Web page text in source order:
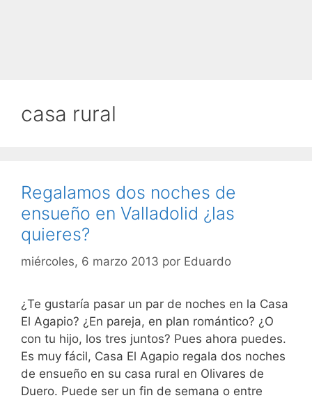
casa rural
Regalamos dos noches de
ensueño en Valladolid ¿las
quieres?
miércoles, 6 marzo 2013 por Eduardo
¿Te gustaría pasar un par de noches en la Casa
El Agapio? ¿En pareja, en plan romántico? ¿O
con tu hijo, los tres juntos? Pues ahora puedes.
Es muy fácil, Casa El Agapio regala dos noches
de ensueño en su casa rural en Olivares de
Duero. Puede ser un fin de semana o entre